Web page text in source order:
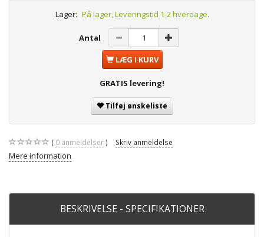
Lager: På lager, Leveringstid 1-2 hverdage.
Antal
LÆG I KURV
GRATIS levering!
Tilføj ønskeliste
0 anmeldelser Skriv anmeldelse
Mere information
BESKRIVELSE - SPECIFIKATIONER